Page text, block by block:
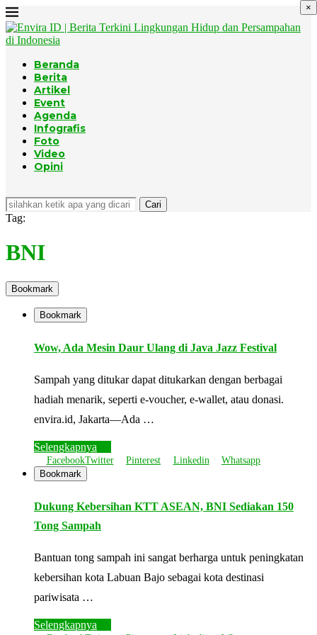
Beranda
Berita
Artikel
Event
Agenda
Infografis
Foto
Video
Opini
Cari
Tag:
BNI
Bookmark
Bookmark
Wow, Ada Mesin Daur Ulang di Java Jazz Festival
Sampah yang ditukar dapat ditukarkan dengan berbagai
hadiah menarik, seperti e-voucher, e-wallet, atau donasi.
envira.id, Jakarta—Ada …
Selengkapnya
FacebookTwitter Pinterest Linkedin
Whatsapp
Bookmark
Dukung Kebersihan KTT ASEAN, BNI Sediakan 150
Tong Sampah
Bantuan tong sampah ini sangat berharga untuk peningkatan
kebersihan kota Labuan Bajo sebagai kota destinasi
pariwisata …
Selengkapnya
×